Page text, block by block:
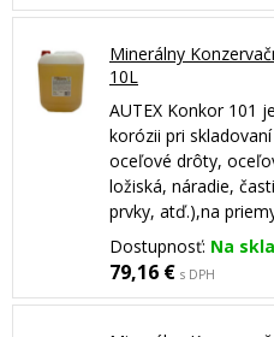
Minerálny
10L
AUTEX Konkor 101
korózii pri
oceľové drôty,
ložiská, náradie,
prvky, atď.),na
Dostupnosť: Na
79,16 € s DPH